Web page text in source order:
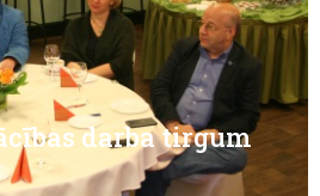
darba tirgum